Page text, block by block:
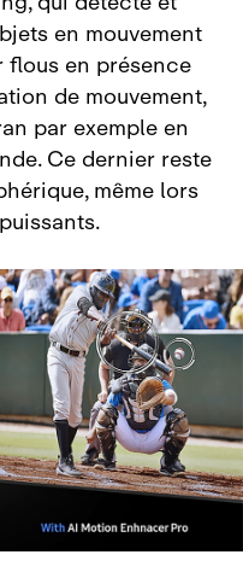
en mouvement
en présence
de mouvement,
par exemple en
Ce dernier reste
même lors